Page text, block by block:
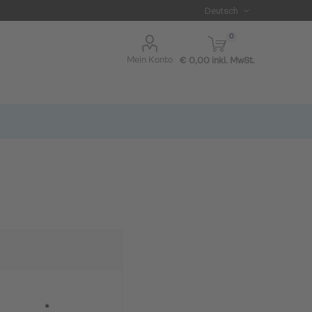
Mein Konto
0
€ 0,00 inkl. MwSt.
*